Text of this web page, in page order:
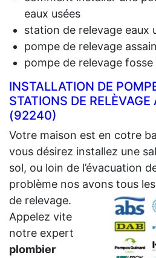
eaux usées
station de relevage eaux
pompe de relevage
pompe de relevage
INSTALLATION DE
STATIONS DE
(92240)
Votre maison est en cotre
vous désirez installez une
sol, ou loin de l’évacuation
problème nos avons tous
de relevage.
Appelez vite
notre expert
plombier